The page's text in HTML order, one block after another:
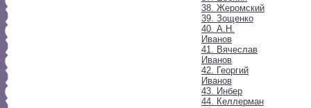
38. Жеромский
39. Зощенко
40. А.Н.
Иванов
41. Вячеслав
Иванов
42. Георгий
Иванов
43. Инбер
44. Келлерман